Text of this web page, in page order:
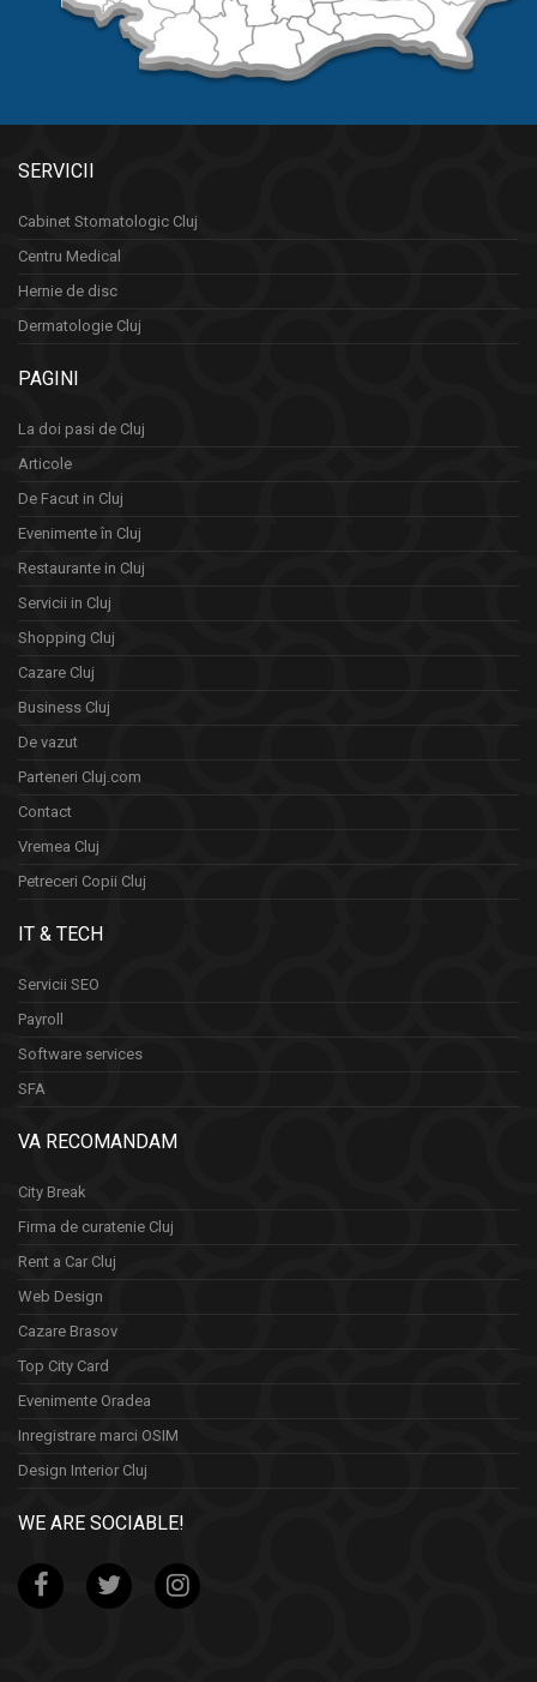
SERVICII
Cabinet Stomatologic Cluj
Centru Medical
Hernie de disc
Dermatologie Cluj
PAGINI
La doi pasi de Cluj
Articole
De Facut in Cluj
Evenimente în Cluj
Restaurante in Cluj
Servicii in Cluj
Shopping Cluj
Cazare Cluj
Business Cluj
De vazut
Parteneri Cluj.com
Contact
Vremea Cluj
Petreceri Copii Cluj
IT & TECH
Servicii SEO
Payroll
Software services
SFA
VA RECOMANDAM
City Break
Firma de curatenie Cluj
Rent a Car Cluj
Web Design
Cazare Brasov
Top City Card
Evenimente Oradea
Inregistrare marci OSIM
Design Interior Cluj
WE ARE SOCIABLE!